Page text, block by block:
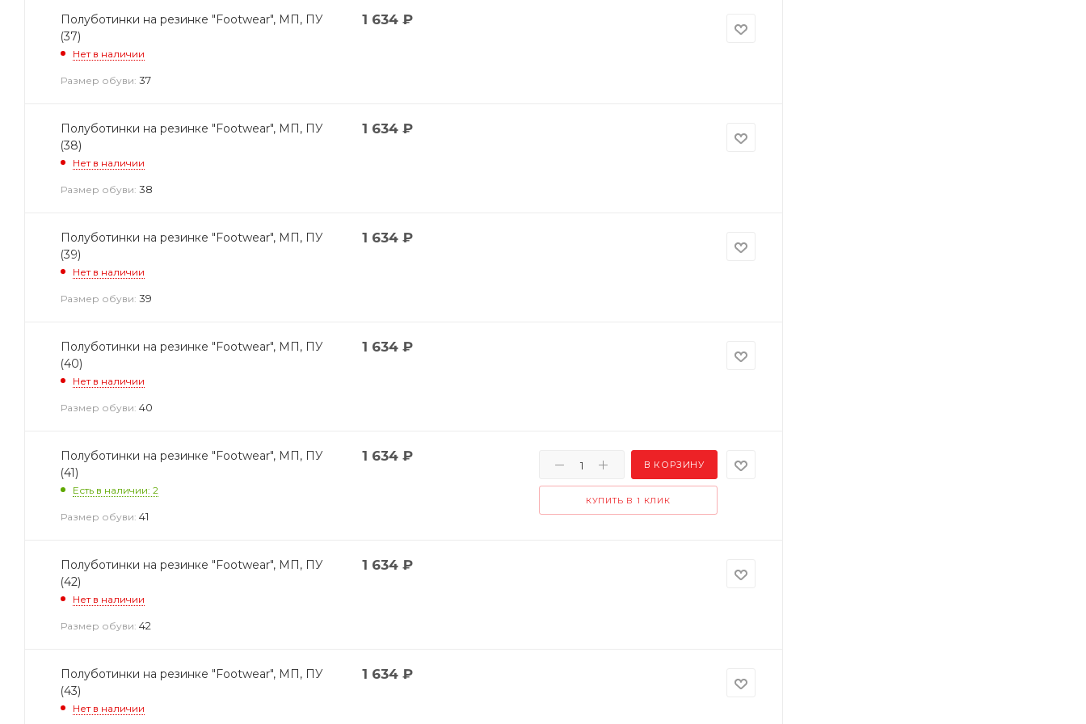
Полуботинки на резинке "Footwear", МП, ПУ
(37)
Нет в наличии
Размер обуви: 37
1 634₽
Полуботинки на резинке "Footwear", МП, ПУ
(38)
Нет в наличии
Размер обуви: 38
1 634₽
Полуботинки на резинке "Footwear", МП, ПУ
(39)
Нет в наличии
Размер обуви: 39
1 634₽
Полуботинки на резинке "Footwear", МП, ПУ
(40)
Нет в наличии
Размер обуви: 40
1 634₽
Полуботинки на резинке "Footwear", МП, ПУ
(41)
Есть в наличии: 2
Размер обуви: 41
1 634₽
В КОРЗИНУ
КУПИТЬ В 1 КЛИК
Полуботинки на резинке "Footwear", МП, ПУ
(42)
Нет в наличии
Размер обуви: 42
1 634₽
Полуботинки на резинке "Footwear", МП, ПУ
(43)
Нет в наличии
1 634₽